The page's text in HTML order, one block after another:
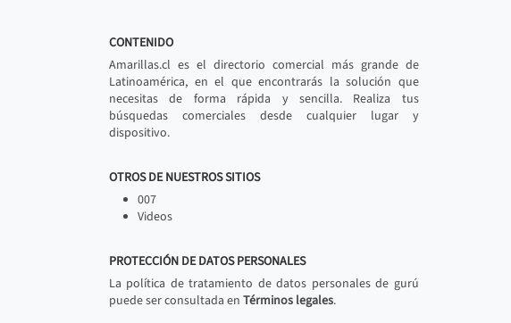
CONTENIDO
Amarillas.cl es el directorio comercial más grande de
Latinoamérica, en el que encontrarás la solución que
necesitas de forma rápida y sencilla. Realiza tus
búsquedas comerciales desde cualquier lugar y
dispositivo.
OTROS DE NUESTROS SITIOS
007
Videos
PROTECCIÓN DE DATOS PERSONALES
La política de tratamiento de datos personales de gurú
puede ser consultada en Términos legales.